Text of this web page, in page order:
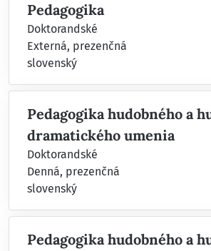
Pedagogika
Doktorandské
Externá, prezenčná
slovenský
Pedagogika hudobného a
dramatického umenia
Doktorandské
Denná, prezenčná
slovenský
Pedagogika hudobného a